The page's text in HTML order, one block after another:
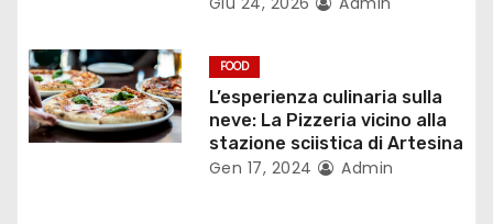
l
i
FOOD
L’esperienza culinaria sulla
neve: La Pizzeria vicino alla
stazione sciistica di Artesina
Gen 17, 2024 Admin